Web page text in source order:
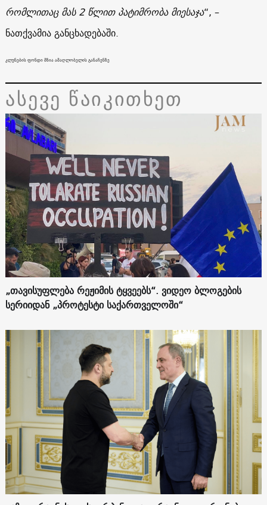
რომლითაც მას 2 წლით პატიმრობა მიესაჯა“, –
ნათქვამია განცხადებაში.
კლუნების ფონდი მზია ამაღლობელის განაჩენზე
ასევე წაიკითხეთ
„თავისუფლება რეჟიმის ტყვეებს“. ვიდეო ბლოგების
სერიიდან „პროტესტი საქართველოში“